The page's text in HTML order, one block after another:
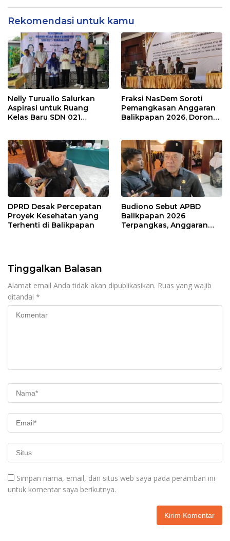
Rekomendasi untuk kamu
Nelly Turuallo Salurkan
Aspirasi untuk Ruang
Kelas Baru SDN 021
Fraksi NasDem Soroti
Pemangkasan Anggaran
Balikpapan 2026, Dorong
DPRD Desak Percepatan
Proyek Kesehatan yang
Terhenti di Balikpapan
Budiono Sebut APBD
Balikpapan 2026
Terpangkas, Anggaran
Tinggalkan Balasan
Alamat email Anda tidak akan dipublikasikan. Ruas yang wajib
ditandai *
Simpan nama, email, dan situs web saya pada peramban ini
untuk komentar saya berikutnya.